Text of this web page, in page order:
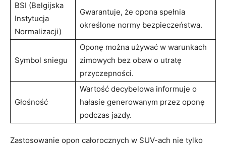
BSI (Belgijska
Instytucja
Normalizacji)
Gwarantuje, że opona spełnia
określone normy bezpieczeństwa.
Symbol sniegu
Oponę można używać w warunkach
zimowych bez obaw o utratę
przyczepności.
Głośność
Wartość decybelowa informuje o
hałasie generowanym przez oponę
podczas jazdy.
Zastosowanie opon całorocznych w SUV-ach nie tylko